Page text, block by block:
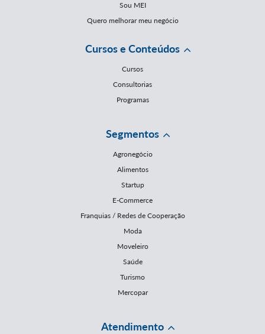
Sou MEI
Quero melhorar meu negócio
Cursos e Conteúdos
Cursos
Consultorias
Programas
Segmentos
Agronegócio
Alimentos
Startup
E-Commerce
Franquias / Redes de Cooperação
Moda
Moveleiro
Saúde
Turismo
Mercopar
Atendimento